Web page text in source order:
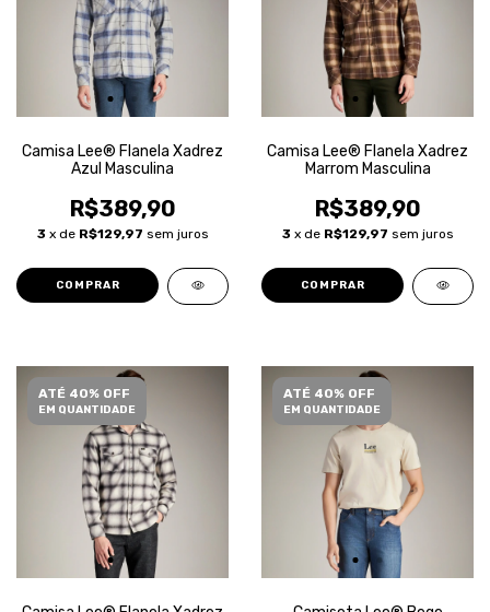
Camisa Lee® Flanela Xadrez
Azul Masculina
R$389,90
3 x de R$129,97 sem juros
COMPRAR
Camisa Lee® Flanela Xadrez
Marrom Masculina
R$389,90
3 x de R$129,97 sem juros
COMPRAR
ATÉ 40% OFF
EM QUANTIDADE
ATÉ 40% OFF
EM QUANTIDADE